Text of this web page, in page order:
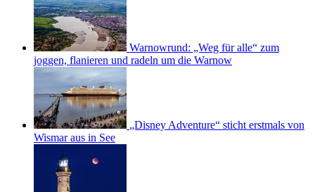
Warnowrund: „Weg für alle“ zum
joggen, flanieren und radeln um die Warnow
„Disney Adventure“ sticht erstmals von
Wismar aus in See